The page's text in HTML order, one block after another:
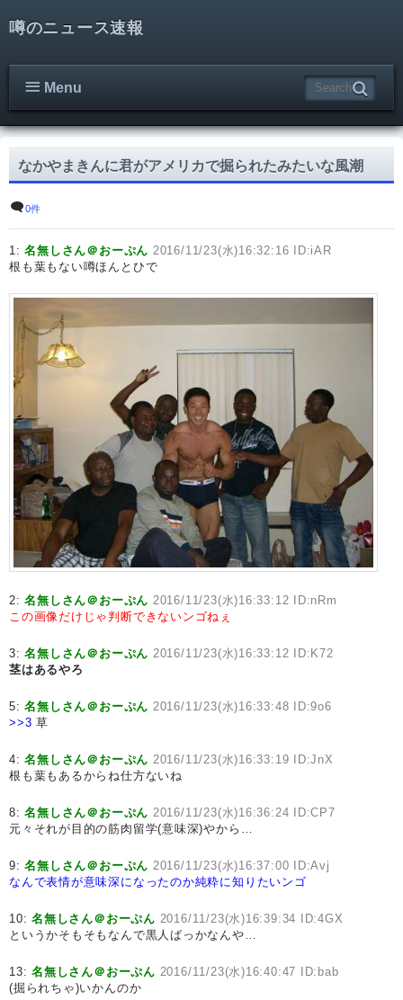
噂のニュース速報
Menu
なかやまきんに君がアメリカで掘られたみたいな風潮
0件
1:名無しさん＠おーぷん 2016/11/23(水)16:32:16 ID:iAR
根も葉もない噂ほんとひで
2:名無しさん＠おーぷん 2016/11/23(水)16:33:12 ID:nRm
この画像だけじゃ判断できないンゴねぇ
3:名無しさん＠おーぷん 2016/11/23(水)16:33:12 ID:K72
茎はあるやろ
5:名無しさん＠おーぷん 2016/11/23(水)16:33:48 ID:9o6
>>3 草
4:名無しさん＠おーぷん 2016/11/23(水)16:33:19 ID:JnX
根も葉もあるからね仕方ないね
8:名無しさん＠おーぷん 2016/11/23(水)16:36:24 ID:CP7
元々それが目的の筋肉留学(意味深)やから…
9:名無しさん＠おーぷん 2016/11/23(水)16:37:00 ID:Avj
なんで表情が意味深になったのか純粋に知りたいンゴ
10:名無しさん＠おーぷん 2016/11/23(水)16:39:34 ID:4GX
というかそもそもなんで黒人ばっかなんや…
13:名無しさん＠おーぷん 2016/11/23(水)16:40:47 ID:bab
(掘られちゃ)いかんのか